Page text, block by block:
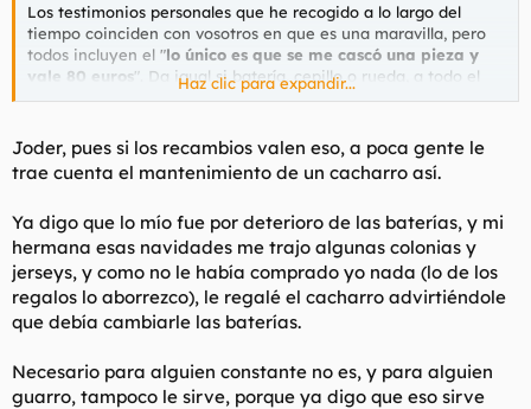
Los testimonios personales que he recogido a lo largo del
tiempo coinciden con vosotros en que es una maravilla, pero
todos incluyen el "lo único es que se me cascó una pieza y
vale 80 euros". Da igual si batería, cepillo o rueda, a todo el
mundo se le casca algo que no entra en garantía al cabo de un
Haz clic para expandir...
Joder, pues si los recambios valen eso, a poca gente le
trae cuenta el mantenimiento de un cacharro así.
Ya digo que lo mío fue por deterioro de las baterías, y mi
hermana esas navidades me trajo algunas colonias y
jerseys, y como no le había comprado yo nada (lo de los
regalos lo aborrezco), le regalé el cacharro advirtiéndole
que debía cambiarle las baterías.
Necesario para alguien constante no es, y para alguien
guarro, tampoco le sirve, porque ya digo que eso sirve